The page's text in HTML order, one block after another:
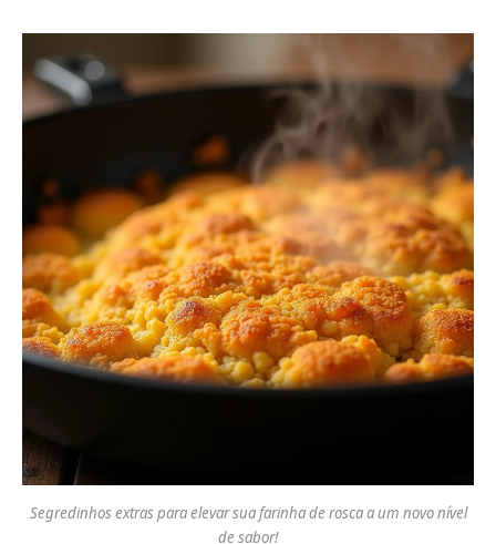
Segredinhos extras para elevar sua farinha de rosca a um novo nível
de sabor!